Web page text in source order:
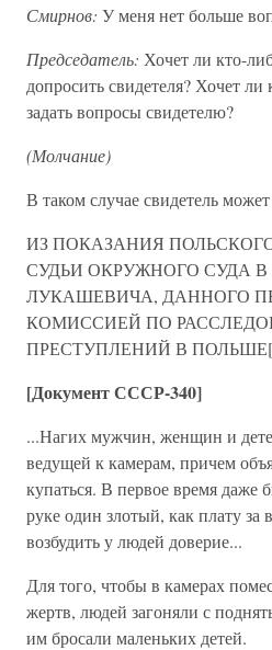
Смирнов: У меня нет больше
Председатель: Хочет ли кто-
допросить свидетеля? Хочет
задать вопросы свидетелю?
(Молчание)
В таком случае свидетель
ИЗ ПОКАЗАНИЯ
СУДЬИ ОКРУЖНОГО СУДА В
ЛУКАШЕВИЧА, ДАННОГО
КОМИССИЕЙ ПО
ПРЕСТУПЛЕНИЙ В
[Документ СССР-340]
...Нагих мужчин, женщин и
ведущей к камерам, причем
купаться. В первое время даже
руке один злотый, как плату
возбудить у людей доверие...
Для того, чтобы в камерах
жертв, людей загоняли с
им бросали маленьких детей.